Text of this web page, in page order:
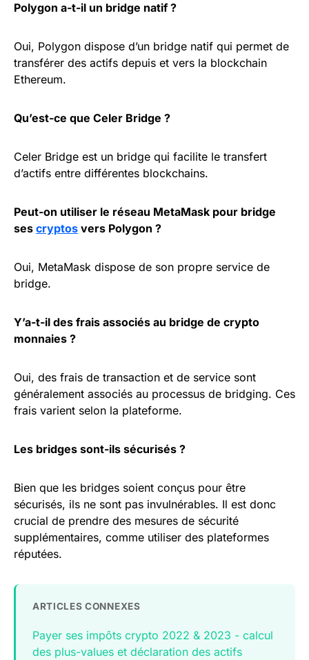
Polygon a-t-il un bridge natif ?
Oui, Polygon dispose d’un bridge natif qui permet de
transférer des actifs depuis et vers la blockchain
Ethereum.
Qu’est-ce que Celer Bridge ?
Celer Bridge est un bridge qui facilite le transfert
d’actifs entre différentes blockchains.
Peut-on utiliser le réseau MetaMask pour bridge
ses cryptos vers Polygon ?
Oui, MetaMask dispose de son propre service de
bridge.
Y’a-t-il des frais associés au bridge de crypto
monnaies ?
Oui, des frais de transaction et de service sont
généralement associés au processus de bridging. Ces
frais varient selon la plateforme.
Les bridges sont-ils sécurisés ?
Bien que les bridges soient conçus pour être
sécurisés, ils ne sont pas invulnérables. Il est donc
crucial de prendre des mesures de sécurité
supplémentaires, comme utiliser des plateformes
réputées.
ARTICLES CONNEXES
Payer ses impôts crypto 2022 & 2023 - calcul
des plus-values et déclaration des actifs